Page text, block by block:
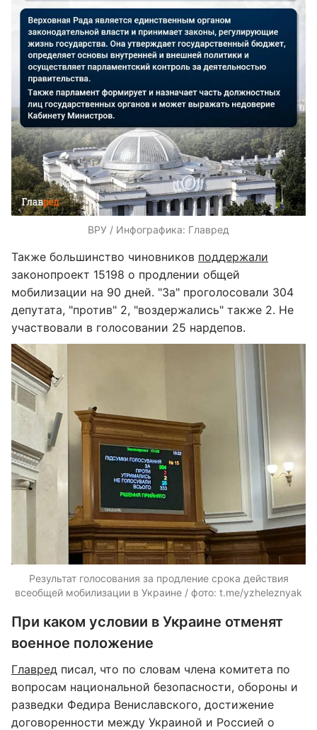
ВРУ / Инфографика: Главред
Также большинство чиновников поддержали
законопроект 15198 о продлении общей
мобилизации на 90 дней. "За" проголосовали 304
депутата, "против" 2, "воздержались" также 2. Не
участвовали в голосовании 25 нардепов.
Результат голосования за продление срока действия
всеобщей мобилизации в Украине / фото: t.me/yzheleznyak
При каком условии в Украине отменят
военное положение
Главред писал, что по словам члена комитета по
вопросам национальной безопасности, обороны и
разведки Федира Вениславского, достижение
договоренности между Украиной и Россией о